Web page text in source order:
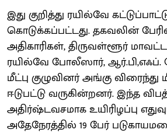
இது குறித்து ரயில்வே
கொடுக்கப்பட்டது. தகவலின்
அதிகாரிகள், திருவள்ளூர்
ரயில்வே போலீஸார், ஆர்.பி,எஃப்.
மீட்பு குழுவினர் அங்கு விரைந்து
ஈடுபட்டு வருகின்றனர். இந்த
அதிர்ஷ்டவசமாக உயிரிழப்பு
அதேநேரத்தில் 19 பேர்